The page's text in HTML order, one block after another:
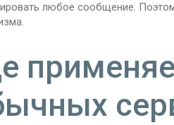
любое сообщение.